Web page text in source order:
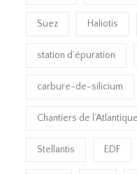
Suez Haliotis
station d’épuration
carbure-de-silicium
Chantiers de l’Atlantique
Stellantis EDF